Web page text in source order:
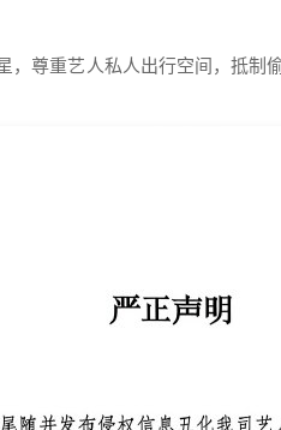
，尊重艺人私人出行空间，抵